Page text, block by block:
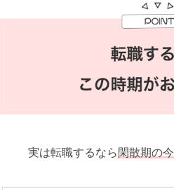
実は転職するなら 閑散期の今